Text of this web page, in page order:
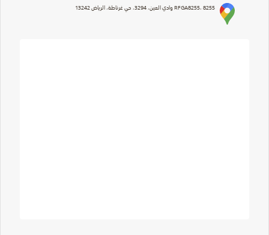
RFGA8255، 8255 وادي العين، 3294، حي غرناطة، الرياض 13242